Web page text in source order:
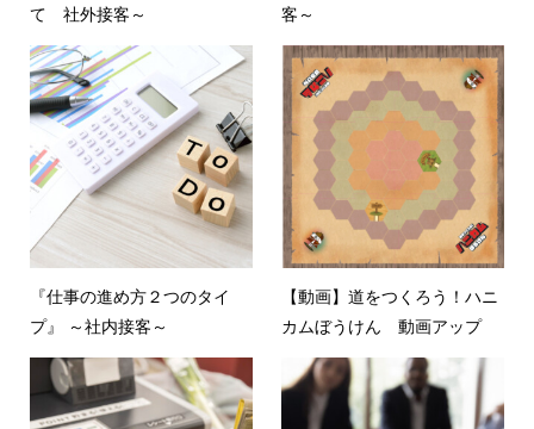
て 社外接客～
客～
『仕事の進め方２つのタイ
プ』 ～社内接客～
【動画】道をつくろう！ハニ
カムぼうけん 動画アップ